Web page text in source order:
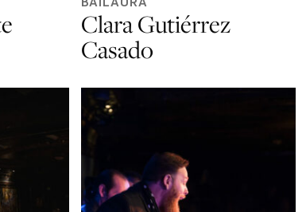
Clara Gutiérrez
Casado